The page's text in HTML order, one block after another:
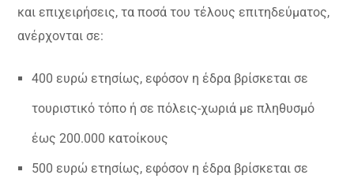
και επιχειρήσεις, τα ποσά του τέλους επιτηδεύματος,
ανέρχονται σε:
400 ευρώ ετησίως, εφόσον η έδρα βρίσκεται σε
τουριστικό τόπο ή σε πόλεις-χωριά με πληθυσμό
έως 200.000 κατοίκους
500 ευρώ ετησίως, εφόσον η έδρα βρίσκεται σε